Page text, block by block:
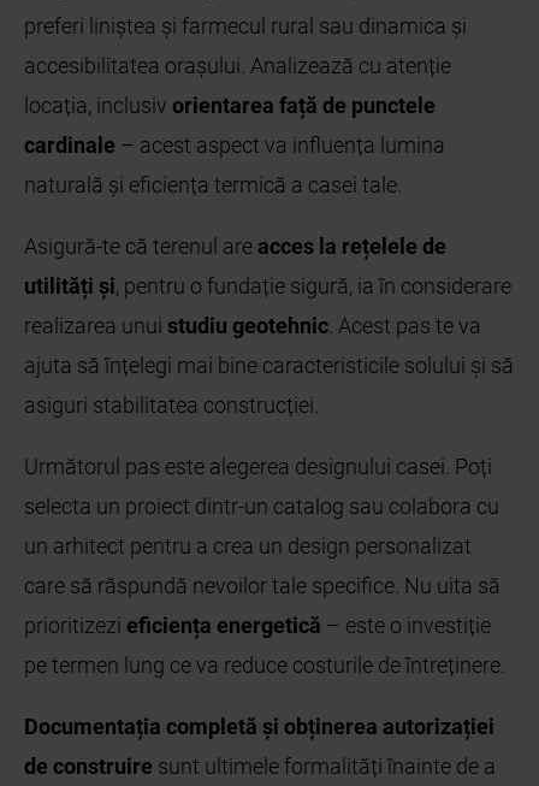
preferi liniștea și farmecul rural sau dinamica și
accesibilitatea orașului. Analizează cu atenție
locația, inclusivorientarea față de punctele
cardinale – acest aspect va influența lumina
naturală și eficiența termică a casei tale.
Asigură-te că terenul are acces la rețelele de
utilități și, pentru o fundație sigură, ia în considerare
realizarea unui studiu geotehnic . Acest pas te va
ajuta să înțelegi mai bine caracteristicile solului și să
asiguri stabilitatea construcției.
Următorul pas este alegerea designului casei. Poți
selecta un proiect dintr-un catalog sau colabora cu
un arhitect pentru a crea un design personalizat
care să răspundă nevoilor tale specifice. Nu uita să
prioritizezi eficiența energetică – este o investiție
pe termen lung ce va reduce costurile de întreținere.
Documentația completă și obținerea autorizației
de construire sunt ultimele formalități înainte de a